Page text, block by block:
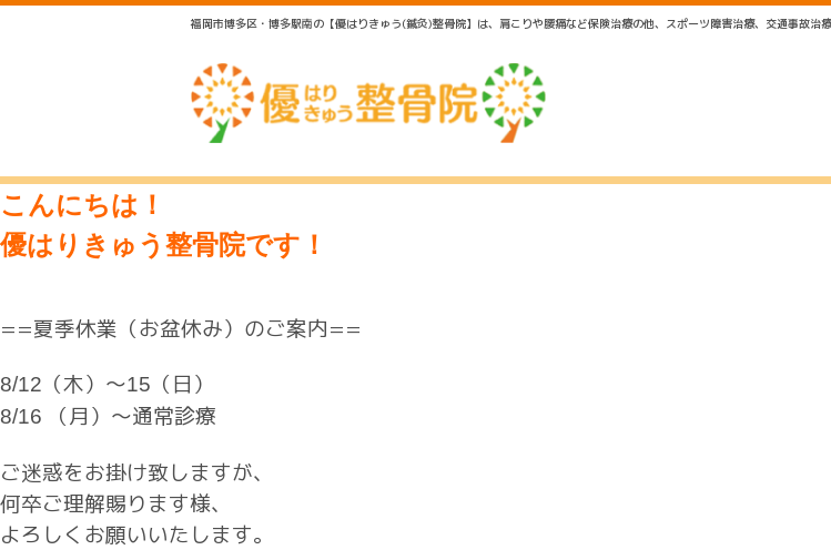
福岡市博多区・博多駅南の【優はりきゅう(鍼灸)整骨院】は、肩こりや腰痛など保険治療の他、スポーツ障害治療、交通事故治
こんにちは！
優はりきゅう整骨院です！
==夏季休業（お盆休み）のご案内==
8/12 （木）〜15 （日）
8/16
（月）～通常診療
ご迷惑をお掛け致しますが、
何卒ご理解賜ります様、
よろしくお願いいたします。